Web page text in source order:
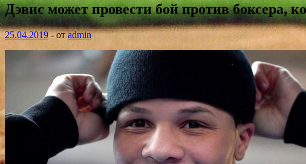
Дэвис может провести бой против боксера,
25.04.2019-отadmin